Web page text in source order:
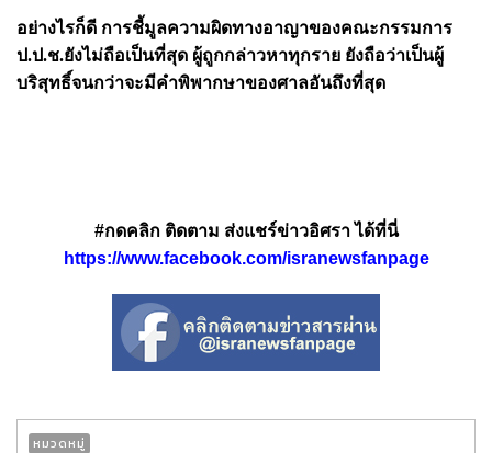
อย่างไรก็ดี การชี้มูลความผิดทางอาญาของคณะกรรมการ
ป.ป.ช.ยังไม่ถือเป็นที่สุด ผู้ถูกกล่าวหาทุกราย ยังถือว่าเป็นผู้
บริสุทธิ์จนกว่าจะมีคำพิพากษาของศาลอันถึงที่สุด
#กดคลิก ติดตาม ส่งแชร์ข่าวอิศรา ได้ที่นี่
https://www.facebook.com/isranewsfanpage
หมวดหมู่